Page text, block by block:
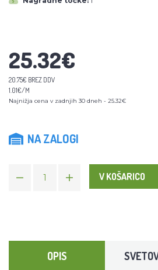
25.32€
20.75€ BREZ DDV
1.01€/M
Najnižja cena v zadnjih 30 dneh - 25.32€
NA ZALOGI
V KOŠARICO
OPIS